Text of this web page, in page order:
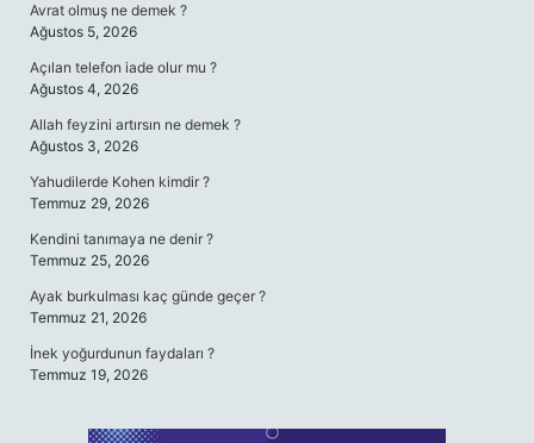
Avrat olmuş ne demek ?
Ağustos 5, 2026
Açılan telefon iade olur mu ?
Ağustos 4, 2026
Allah feyzini artırsın ne demek ?
Ağustos 3, 2026
Yahudilerde Kohen kimdir ?
Temmuz 29, 2026
Kendini tanımaya ne denir ?
Temmuz 25, 2026
Ayak burkulması kaç günde geçer ?
Temmuz 21, 2026
İnek yoğurdunun faydaları ?
Temmuz 19, 2026